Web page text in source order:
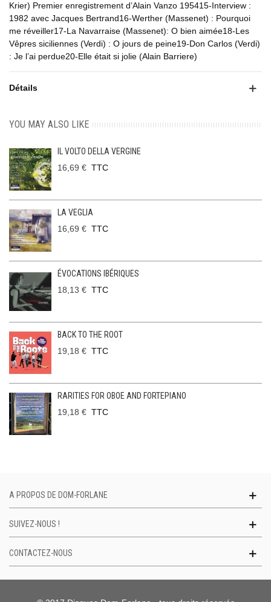
Krier) Premier enregistrement d’Alain Vanzo 195415-Interview :
1982 avec Jacques Bertrand16-Werther (Massenet) : Pourquoi
me réveiller17-La Navarraise (Massenet): O bien aimée18-Les
Vêpres siciliennes (Verdi) : O jours de peine19-Don Carlos (Verdi)
: Je l’ai perdue20-Elle était si jolie (Alain Barriere)
Détails
YOU MAY ALSO LIKE
IL VOLTO DELLA VERGINE
16,69 € TTC
LA VEGLIA
16,69 € TTC
ÉVOCATIONS IBÉRIQUES
18,13 € TTC
BACK TO THE ROOT
19,18 € TTC
RARITIES FOR OBOE AND FORTEPIANO
19,18 € TTC
A PROPOS DE DOM-FORLANE
SUIVEZ-NOUS !
CONTACTEZ-NOUS